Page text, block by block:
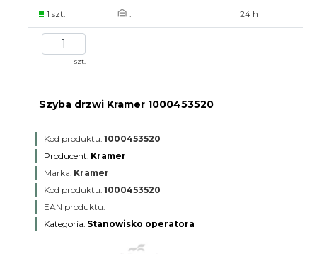
1 szt. . 24 h
szt.
Szyba drzwi Kramer 1000453520
Kod produktu: 1000453520
Producent: Kramer
Marka: Kramer
Kod produktu: 1000453520
EAN produktu:
Kategoria: Stanowisko operatora